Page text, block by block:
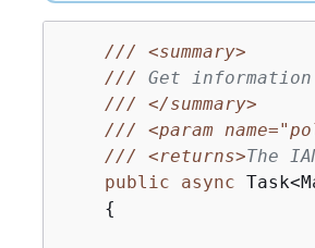
///
<summary>
/// Get
///
</summary>
///
<param
///
<returns>The
public
async
{